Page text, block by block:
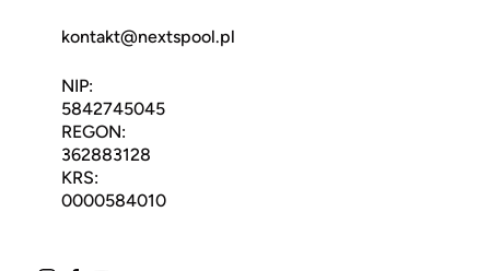
kontakt@nextspool.pl
NIP:
5842745045
REGON:
362883128
KRS:
0000584010